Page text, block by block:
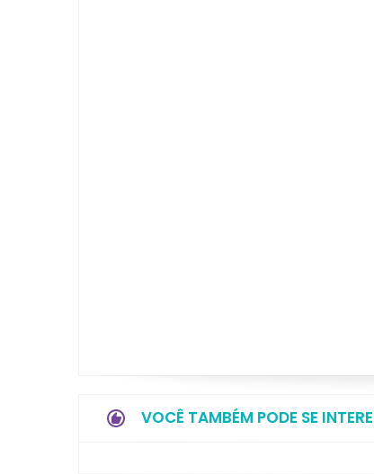
VOCÊ TAMBÉM PODE SE